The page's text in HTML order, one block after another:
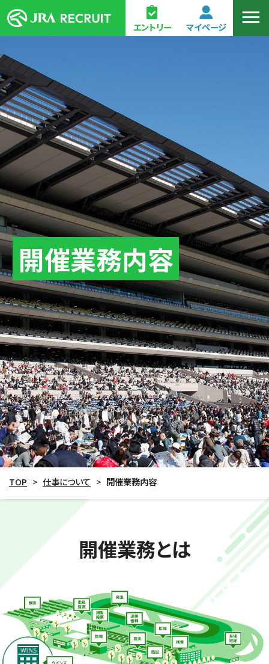
エントリー マイページ
開催業務内容
TOP > 仕事について > 開催業務内容
開催業務とは